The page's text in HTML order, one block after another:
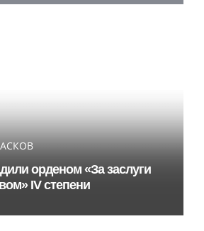
орденом «За заслуги
IV степени